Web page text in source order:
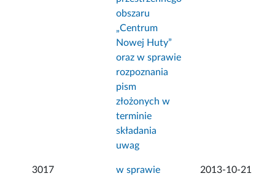
obszaru
„Centrum
Nowej Huty”
oraz w sprawie
rozpoznania
pism
złożonych w
terminie
składania
uwag
3017
w sprawie
2013-10-21